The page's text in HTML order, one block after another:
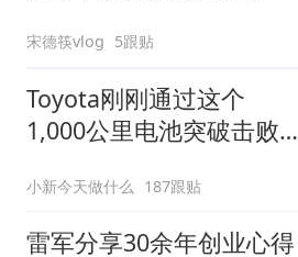
宋德筷vlog 5跟贴
Toyota刚刚通过这个
1,000公里电池突破击败了
小新今天做什么 187跟贴
雷军分享30余年创业心得